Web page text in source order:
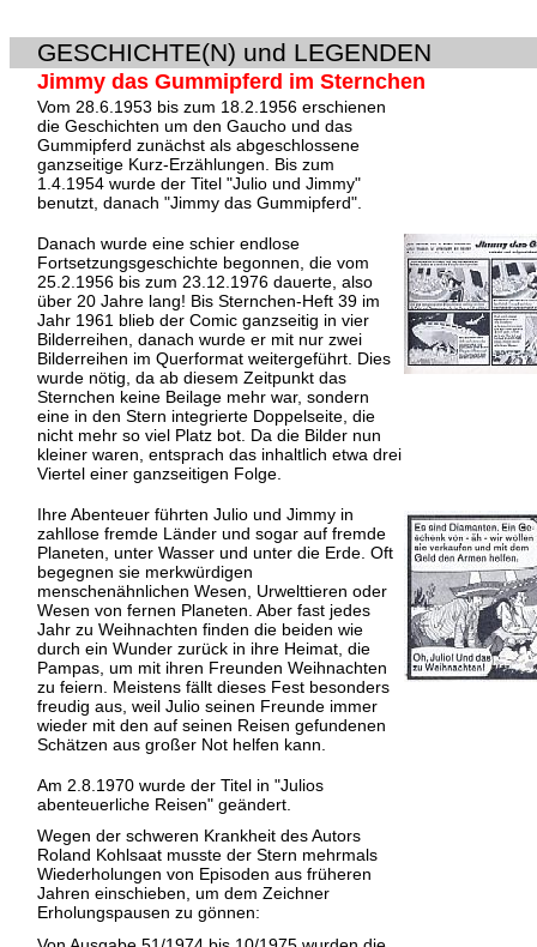
GESCHICHTE(N) und LEGENDEN
Jimmy das Gummipferd im Sternchen
Vom 28.6.1953 bis zum 18.2.1956 erschienen
die Geschichten um den Gaucho und das
Gummipferd zunächst als abgeschlossene
ganzseitige Kurz-Erzählungen. Bis zum
1.4.1954 wurde der Titel "Julio und Jimmy"
benutzt, danach "Jimmy das Gummipferd".
Danach wurde eine schier endlose
Fortsetzungsgeschichte begonnen, die vom
25.2.1956 bis zum 23.12.1976 dauerte, also
über 20 Jahre lang! Bis Sternchen-Heft 39 im
Jahr 1961 blieb der Comic ganzseitig in vier
Bilderreihen, danach wurde er mit nur zwei
Bilderreihen im Querformat weitergeführt. Dies
wurde nötig, da ab diesem Zeitpunkt das
Sternchen keine Beilage mehr war, sondern
eine in den Stern integrierte Doppelseite, die
nicht mehr so viel Platz bot. Da die Bilder nun
kleiner waren, entsprach das inhaltlich etwa drei
Viertel einer ganzseitigen Folge.
Ihre Abenteuer führten Julio und Jimmy in
zahllose fremde Länder und sogar auf fremde
Planeten, unter Wasser und unter die Erde. Oft
begegnen sie merkwürdigen
menschenähnlichen Wesen, Urwelttieren oder
Wesen von fernen Planeten. Aber fast jedes
Jahr zu Weihnachten finden die beiden wie
durch ein Wunder zurück in ihre Heimat, die
Pampas, um mit ihren Freunden Weihnachten
zu feiern. Meistens fällt dieses Fest besonders
freudig aus, weil Julio seinen Freunde immer
wieder mit den auf seinen Reisen gefundenen
Schätzen aus großer Not helfen kann.
Am 2.8.1970 wurde der Titel in "Julios
abenteuerliche Reisen" geändert.
Wegen der schweren Krankheit des Autors
Roland Kohlsaat musste der Stern mehrmals
Wiederholungen von Episoden aus früheren
Jahren einschieben, um dem Zeichner
Erholungspausen zu gönnen: